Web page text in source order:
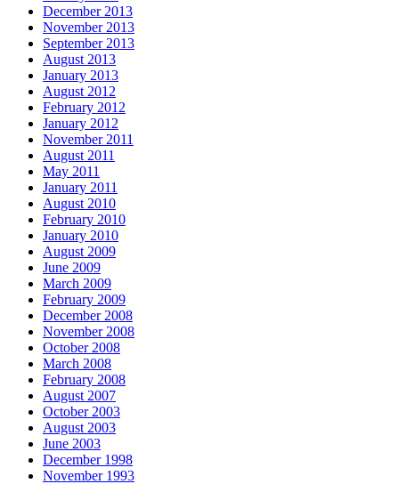
December 2013
November 2013
September 2013
August 2013
January 2013
August 2012
February 2012
January 2012
November 2011
August 2011
May 2011
January 2011
August 2010
February 2010
January 2010
August 2009
June 2009
March 2009
February 2009
December 2008
November 2008
October 2008
March 2008
February 2008
August 2007
October 2003
August 2003
June 2003
December 1998
November 1993